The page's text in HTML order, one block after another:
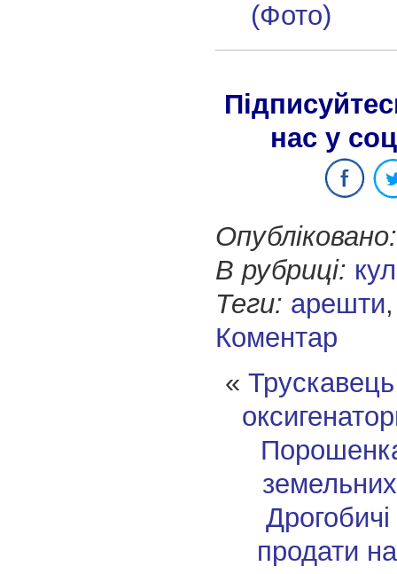
(Фото)
нас у
Опубліковано:
В рубриці:
Теги: арешти
Коментар
«
продати на